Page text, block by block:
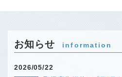
お知らせ information
2026/05/22